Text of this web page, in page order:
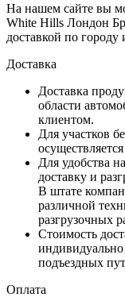
На нашем сайте вы
White Hills Лондон
доставкой по городу
Доставка
Доставка
области
клиентом.
Для участков
Для удобства
доставку и
В штате
различной
разгрузочных
Стоимость
индивидуально
подъездных
Оплата